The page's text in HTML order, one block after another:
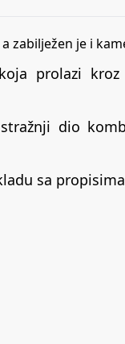
zabilježen je i
prolazi
dio
sa